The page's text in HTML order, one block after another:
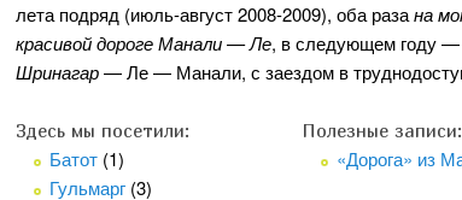
лета подряд (июль-август 2008-2009), оба разана
красивой дороге Манали — Ле, в следующем году
Шринагар— Ле — Манали, с заездом в
Здесь мы посетили:
Батот (1)
Гульмарг (3)
Полезные записи:
«Дорога» из